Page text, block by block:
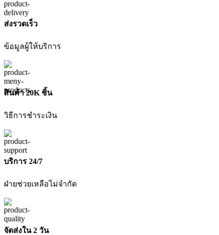
สายพาน
ไร้
DCW220N-
XJ
(เฉพาะ
เครื่อง)
DEWALT
ชิ้น
ส่งรวดเร็ว
ข้อมูลผู้ให้บริการ
สินค้า 20K ชิ้น
วิธีการชำระเงิน
บริการ 24/7
ฝ่ายช่วยเหลือไม่จำกัด
จัดส่งใน 2 วัน